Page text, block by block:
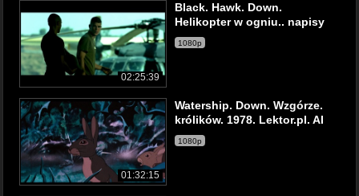
02:25:39
Black. Hawk. Down.
Helikopter w ogniu.. napisy
1080p
01:32:15
Watership. Down. Wzgórze.
królików. 1978. Lektor.pl. AI
1080p